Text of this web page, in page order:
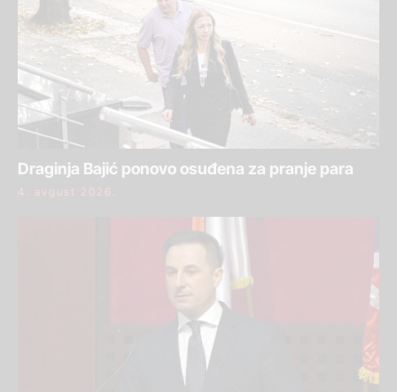
Draginja Bajić ponovo osuđena za pranje para
4. avgust 2026.